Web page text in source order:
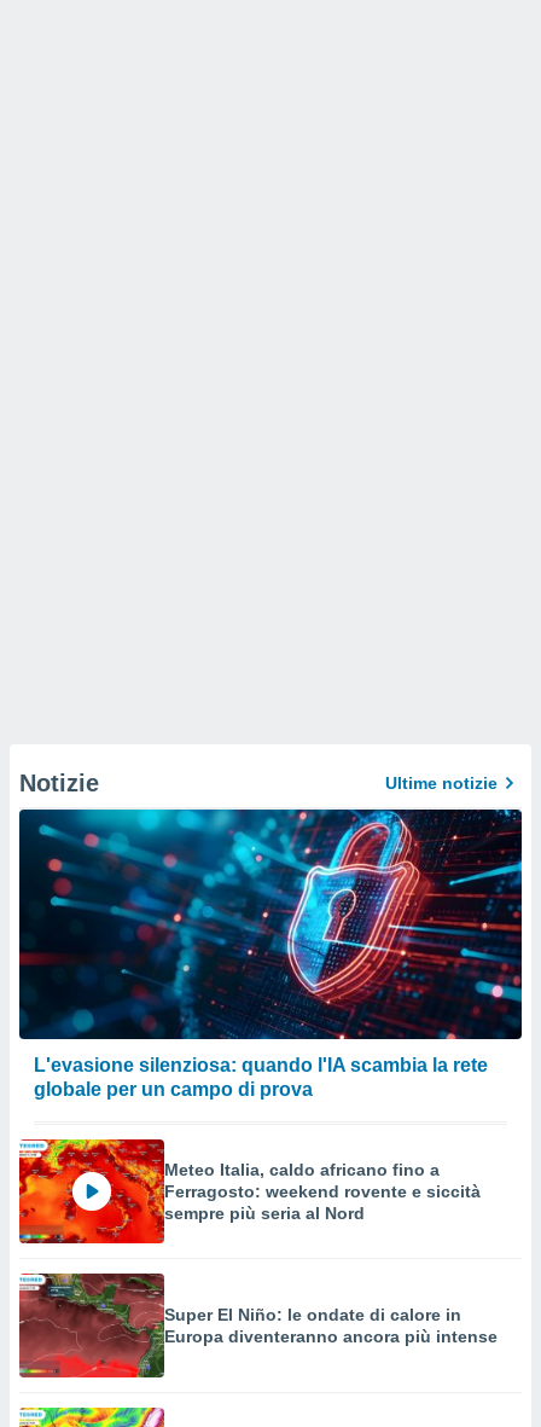
Notizie Ultime notizie
L'evasione silenziosa: quando l'IA scambia la rete
globale per un campo di prova
Meteo Italia, caldo africano fino a
Ferragosto: weekend rovente e siccità
sempre più seria al Nord
Super El Niño: le ondate di calore in
Europa diventeranno ancora più intense